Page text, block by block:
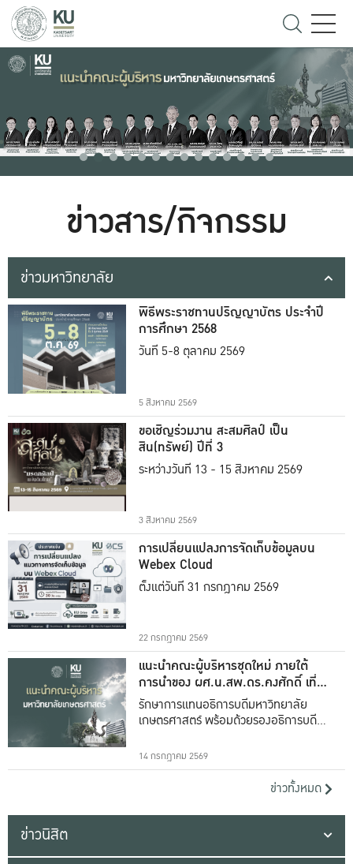
ข่าวสาร/กิจกรรม
ข่าวมหาวิทยาลัย
พิธีพระราชทานปริญญาบัตร ประจำปี
การศึกษา 2568
วันที่ 5-8 ตุลาคม 2569
5 สิงหาคม 2569
ขอเชิญร่วมงาน สะสมศิลป์ เป็น
สิน(ทรัพย์) ปีที่ 3
ระหว่างวันที่ 13 - 15 สิงหาคม 2569
3 สิงหาคม 2569
การเปลี่ยนแปลงการจัดเก็บข้อมูลบน
Webex Cloud
ตั้งแต่วันที่ 31 กรกฎาคม 2569
22 กรกฎาคม 2569
แนะนำคณะผู้บริหารชุดใหม่ ภายใต้
การนำของ ผศ.น.สพ.ดร.คงศักดิ์ เที่ยง
ธรรม
รักษาการแทนอธิการบดีมหาวิทยาลัย
เกษตรศาสตร์ พร้อมด้วยรองอธิการบดีทั้ง
14 กรกฎาคม 2569
ข่าวทั้งหมด
ข่าวนิสิต